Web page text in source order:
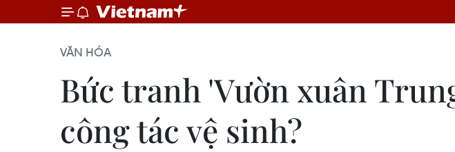
VĂN HÓA
Bức tranh 'Vườn xuân
công tác vệ sinh?